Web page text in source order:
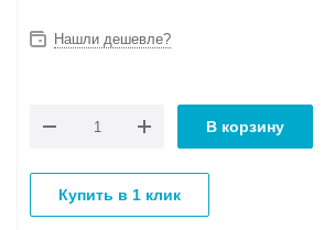
Нашли дешевле?
В корзину
Купить в 1 клик